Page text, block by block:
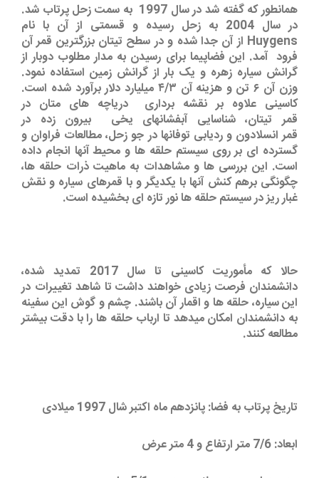
همانطور که گفته شد در سال 1997 به سمت زحل پرتاب شد.
در سال 2004 به زحل رسیده و قسمتی از آن با نام
Huygens از آن جدا شده و در سطح تیتان بزرگترین قمر آن
فرود آمد. این فضاپیما برای رسیدن به مدار مطلوب دوبار از
گرانش سیاره زهره و یک بار از گرانش زمین استفاده نمود.
وزن آن ۶ تن و هزینه آن ۴/۳ میلیارد دلار برآورد شده است.
کاسینی علاوه بر نقشه برداری دریاچه های متان در
قمر تیتان، شناسایی آبفشانهای یخی بیرون زده در
قمر انسلادون و ردیابی توفانها در جو زحل، مطالعات فراوان و
گسترده ای بر روی سیستم حلقه ها و محیط آنها انجام داده
است. این بررسی ها و مشاهدات به ماهیت ذرات حلقه ها،
چگونگی برهم کنش آنها با یکدیگر و با قمرهای سیاره و نقش
غبار ریز در سیستم حلقه ها نور تازه ای بخشیده است.
حالا که مأموریت کاسینی تا سال 2017 تمدید شده،
دانشمندان فرصت زیادی خواهند داشت تا شاهد تغییرات در
این سیاره، حلقه ها و اقمار آن باشند. چشم و گوش این سفینه
به دانشمندان امکان میدهد تا ارباب حلقه ها را با دقت بیشتر
مطالعه کنند.
تاریخ پرتاب به فضا: پانزدهم ماه اکتبر شال 1997 میلادی
ابعاد: 7/6 متر ارتفاع و 4 متر عرض